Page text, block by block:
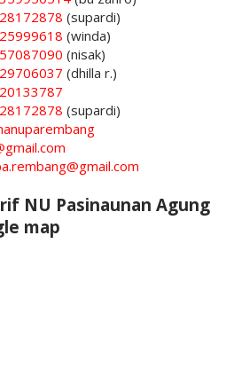
(supardi)
(winda)
(nisak)
(dhilla r.)
(supardi)
NU Pasinaunan Agung
map